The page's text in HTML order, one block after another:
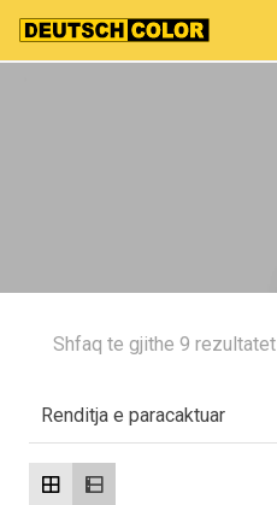
Shfaq te gjithe 9 rezultatet